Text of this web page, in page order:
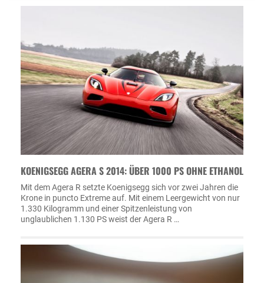
KOENIGSEGG AGERA S 2014: ÜBER 1000 PS OHNE ETHANOL
Mit dem Agera R setzte Koenigsegg sich vor zwei Jahren die
Krone in puncto Extreme auf. Mit einem Leergewicht von nur
1.330 Kilogramm und einer Spitzenleistung von
unglaublichen 1.130 PS weist der Agera R …